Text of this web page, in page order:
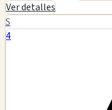
Ver detalles
S
4